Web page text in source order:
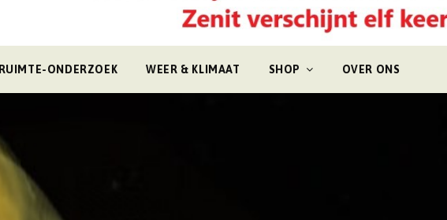
RUIMTE-ONDERZOEK WEER & KLIMAAT SHOP OVER ONS